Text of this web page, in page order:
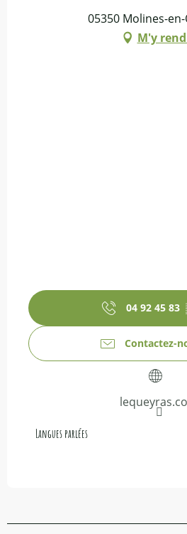
05350 Molines-
M'y
04 92 45 83
Contactez-
Langues parlées
Langues parlées